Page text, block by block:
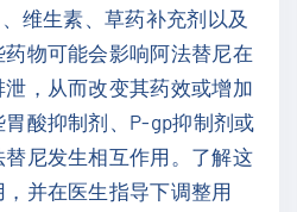
维生素、草药补充剂以及
物可能会影响阿法替尼在
，从而改变其药效或增加
酸抑制剂、P-gp抑制剂或
尼发生相互作用。了解这
并在医生指导下调整用